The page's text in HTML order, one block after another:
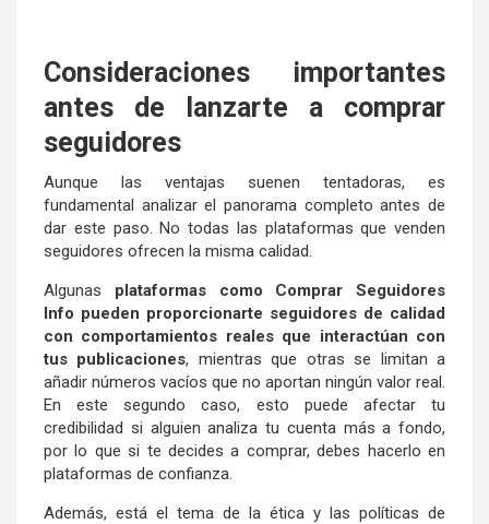
Consideraciones importantes
antes de lanzarte a comprar
seguidores
Aunque las ventajas suenen tentadoras, es
fundamental analizar el panorama completo antes de
dar este paso. No todas las plataformas que venden
seguidores ofrecen la misma calidad.
Algunas plataformas como Comprar Seguidores
Info pueden proporcionarte seguidores de calidad
con comportamientos reales que interactúan con
tus publicaciones, mientras que otras se limitan a
añadir números vacíos que no aportan ningún valor real.
En este segundo caso, esto puede afectar tu
credibilidad si alguien analiza tu cuenta más a fondo,
por lo que si te decides a comprar, debes hacerlo en
plataformas de confianza.
Además, está el tema de la ética y las políticas de